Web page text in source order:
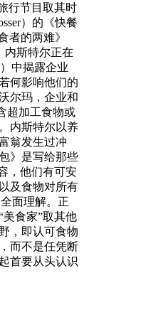
行节目取其时
）的《快餐
者的两难》
内斯特尔正在
中揭露企业
何影响他们的
尔玛，企业和
超加工食物或
内斯特尔以养
翁发生过冲
》是写给那些
，他们有可安
及食物对所有
面理解。正
食家”取其他
，即认可食物
而不是任凭断
首要从头认识